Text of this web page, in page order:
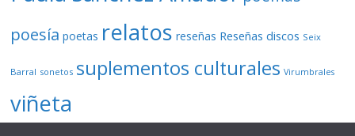
poesía poetas relatos reseñas Reseñas discos Seix
Barral sonetos suplementos culturales Virumbrales
viñeta